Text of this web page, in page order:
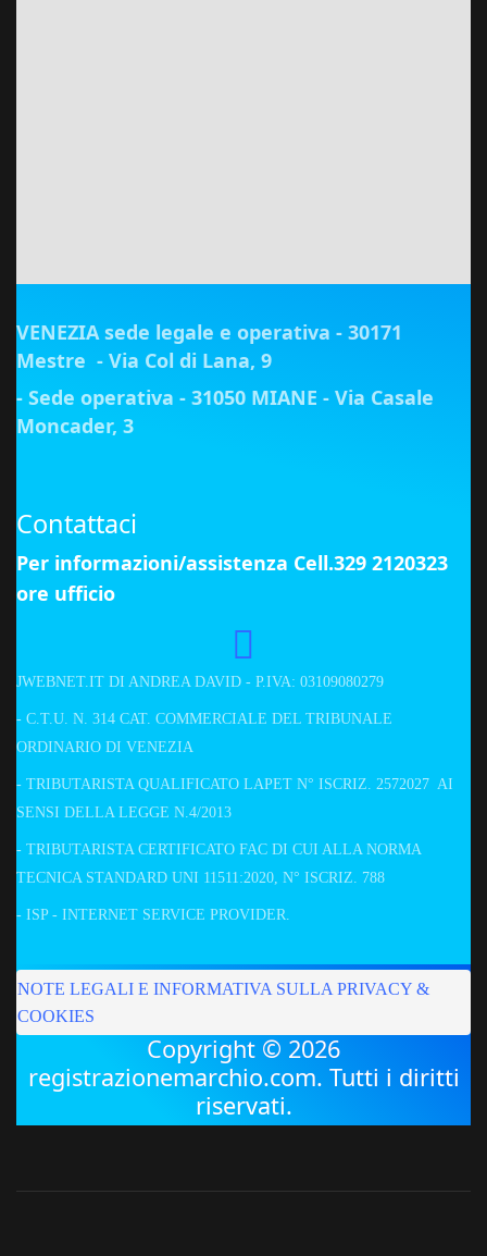
VENEZIA sede legale e operativa - 30171
Mestre - Via Col di Lana, 9
- Sede operativa - 31050 MIANE - Via Casale
Moncader, 3
Contattaci
Per informazioni/assistenza Cell.329 2120323
ore ufficio
JWEBNET.IT DI ANDREA DAVID - P.IVA: 03109080279
- C.T.U. N. 314 CAT. COMMERCIALE DEL TRIBUNALE
ORDINARIO DI VENEZIA
- TRIBUTARISTA QUALIFICATO LAPET N° ISCRIZ. 2572027 AI
SENSI DELLA LEGGE N.4/2013
- TRIBUTARISTA CERTIFICATO FAC DI CUI ALLA NORMA
TECNICA STANDARD UNI 11511:2020, N° ISCRIZ. 788
- ISP - INTERNET SERVICE PROVIDER.
NOTE LEGALI E INFORMATIVA SULLA PRIVACY &
COOKIES
Copyright © 2026
registrazionemarchio.com. Tutti i diritti
riservati.